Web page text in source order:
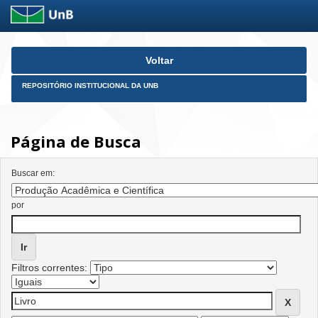
Skip
Voltar
REPOSITÓRIO INSTITUCIONAL DA UNB
Página de Busca
Buscar em:
por
Filtros correntes: